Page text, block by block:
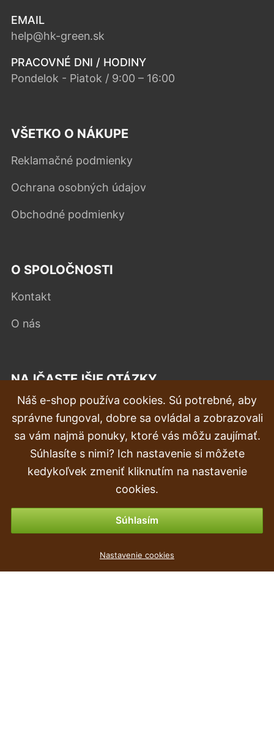
EMAIL
help@hk-green.sk
PRACOVNÉ DNI / HODINY
Pondelok - Piatok / 9:00 – 16:00
VŠETKO O NÁKUPE
Reklamačné podmienky
Ochrana osobných údajov
Obchodné podmienky
O SPOLOČNOSTI
Kontakt
O nás
NAJČASTEJŠIE OTÁZKY
Reklamácia
Doprava a doručenie
Objednávka
Vrátenie tovaru & vrátenie peňazí
Náš e-shop používa cookies. Sú potrebné, aby
správne fungoval, dobre sa ovládal a zobrazovali
sa vám najmä ponuky, ktoré vás môžu zaujímať.
Súhlasíte s nimi? Ich nastavenie si môžete
kedykoľvek zmeniť kliknutím na nastavenie
cookies.
Súhlasím
Nastavenie cookies